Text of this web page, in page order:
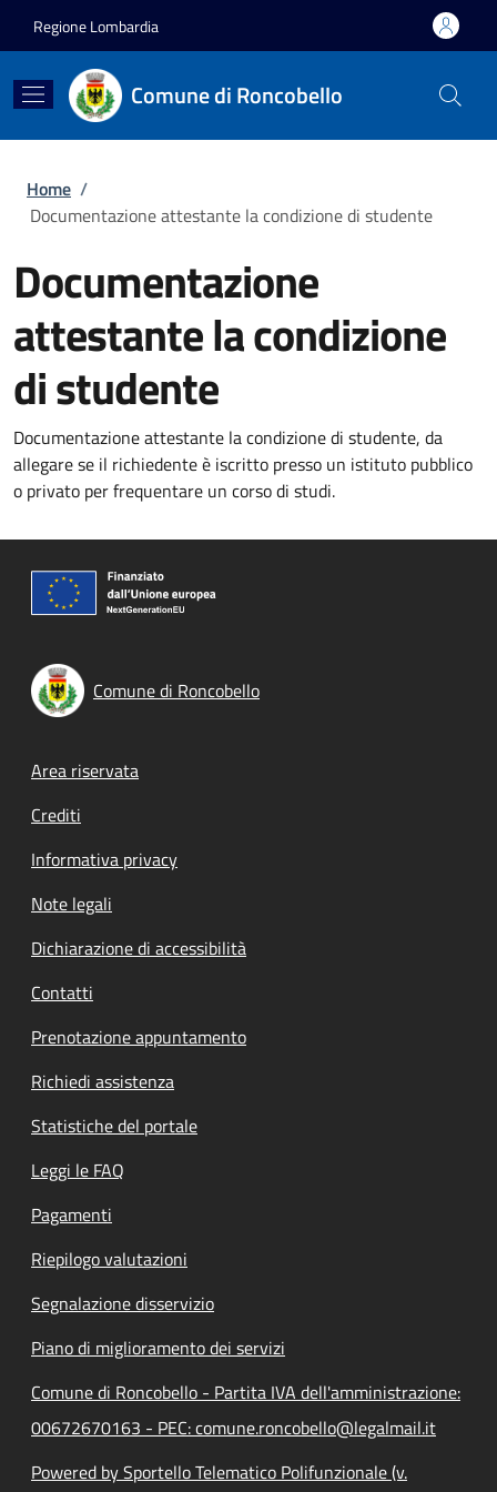
Regione Lombardia
Comune di Roncobello
Briciole di pane
Home /
Documentazione attestante la condizione di studente
Documentazione
attestante la condizione
di studente
Documentazione attestante la condizione di studente, da
allegare se il richiedente è iscritto presso un istituto pubblico
o privato per frequentare un corso di studi.
Comune di Roncobello
Footer menu
Area riservata
Crediti
Informativa privacy
Note legali
Dichiarazione di accessibilità
Contatti
Prenotazione appuntamento
Richiedi assistenza
Statistiche del portale
Leggi le FAQ
Pagamenti
Riepilogo valutazioni
Segnalazione disservizio
Piano di miglioramento dei servizi
Comune di Roncobello - Partita IVA dell'amministrazione:
00672670163 - PEC: comune.roncobello@legalmail.it
Powered by Sportello Telematico Polifunzionale (v.